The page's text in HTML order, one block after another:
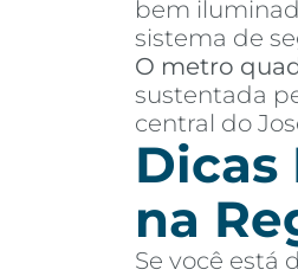
bem
sistema de
O metro
sustentada
central do
Dicas
na
Se você está